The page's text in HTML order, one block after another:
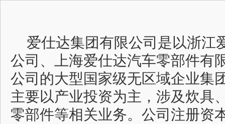
爱仕达集团有限公司是以浙江
公司、上海爱仕达汽车零部件有
公司的大型国家级无区域企业集
主要以产业投资为主，涉及炊具
零部件等相关业务。公司注册资